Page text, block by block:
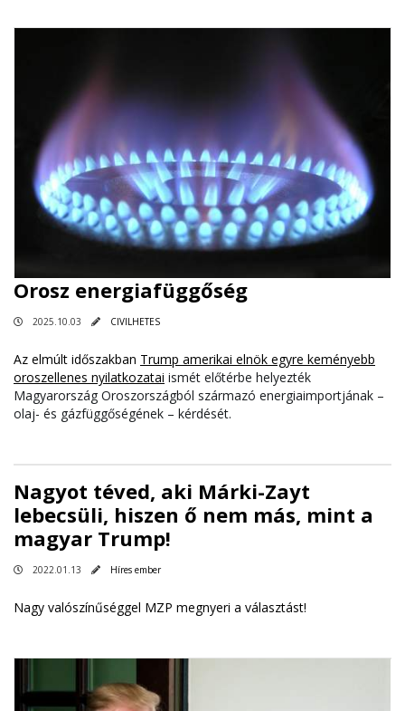
Orosz energiafüggőség
2025.10.03 CIVILHETES
Az elmúlt időszakban Trump amerikai elnök egyre keményebb
oroszellenes nyilatkozatai ismét előtérbe helyezték
Magyarország Oroszországból származó energiaimportjának –
olaj- és gázfüggőségének – kérdését.
Nagyot téved, aki Márki-Zayt
lebecsüli, hiszen ő nem más, mint a
magyar Trump!
2022.01.13 Híres ember
Nagy valószínűséggel MZP megnyeri a választást!